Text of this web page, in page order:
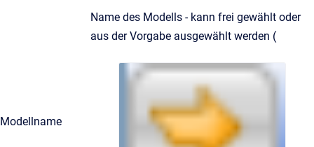
Modellname
Name des Modells - kann frei gewählt oder
aus der Vorgabe ausgewählt werden (